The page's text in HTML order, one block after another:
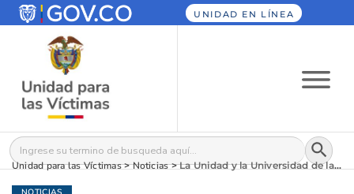
UNIDAD EN LÍNEA
Buscar: Botón
Unidad para las Víctimas>Noticias>La Unidad y la Universidad de la Amazonia buscan articular acciones en favor de estudiantes víctimas del conflicto
NOTICIAS